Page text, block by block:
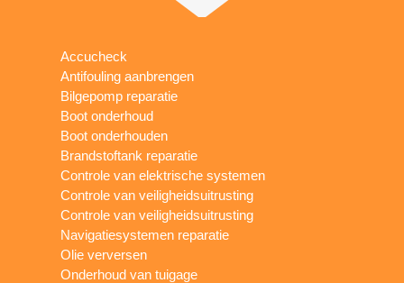
Accucheck
Antifouling aanbrengen
Bilgepomp reparatie
Boot onderhoud
Boot onderhouden
Brandstoftank reparatie
Controle van elektrische systemen
Controle van veiligheidsuitrusting
Controle van veiligheidsuitrusting
Navigatiesystemen reparatie
Olie verversen
Onderhoud van tuigage